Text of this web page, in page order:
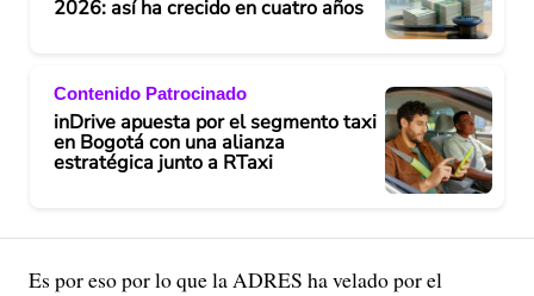
2026: así ha crecido en cuatro años
Contenido Patrocinado
inDrive apuesta por el segmento taxi
en Bogotá con una alianza
estratégica junto a RTaxi
Es por eso por lo que la ADRES ha velado por el